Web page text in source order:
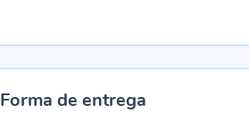
Forma de entrega